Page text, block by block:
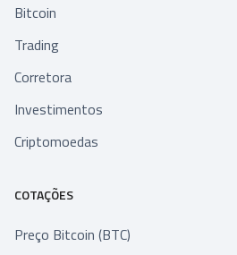
Bitcoin
Trading
Corretora
Investimentos
Criptomoedas
COTAÇÕES
Preço Bitcoin (BTC)